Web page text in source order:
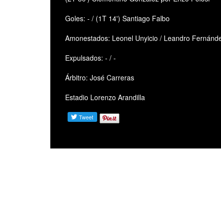
Goles: - / (1T 14') Santiago Falbo
Amonestados: Leonel Unyicio / Leandro
Expulsados: - / -
Árbitro: José Carreras
Estadio Lorenzo Arandilla